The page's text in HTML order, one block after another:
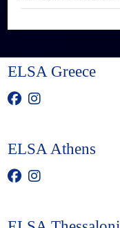
ELSA Greece
ELSA Athens